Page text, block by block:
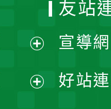
開
友站
宣導
好站